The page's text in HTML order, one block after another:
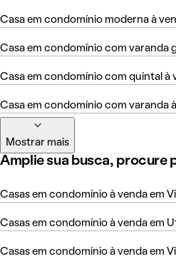
Casa em condomínio moderna à
Casa em condomínio com varanda
Casa em condomínio com quintal à
Casa em condomínio com varanda
Mostrar mais
Amplie sua busca, procure
Casas em condomínio à venda em
Casas em condomínio à venda em
Casas em condomínio à venda em